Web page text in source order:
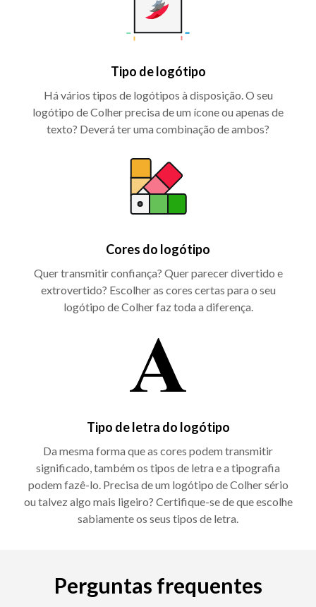
Tipo de logótipo
Há vários tipos de logótipos à disposição. O seu
logótipo de Colher precisa de um ícone ou apenas de
texto? Deverá ter uma combinação de ambos?
Cores do logótipo
Quer transmitir confiança? Quer parecer divertido e
extrovertido? Escolher as cores certas para o seu
logótipo de Colher faz toda a diferença.
Tipo de letra do logótipo
Da mesma forma que as cores podem transmitir
significado, também os tipos de letra e a tipografia
podem fazê-lo. Precisa de um logótipo de Colher sério
ou talvez algo mais ligeiro? Certifique-se de que escolhe
sabiamente os seus tipos de letra.
Perguntas frequentes